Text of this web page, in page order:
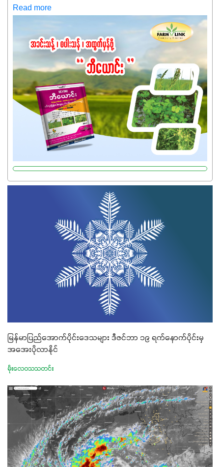
ကလည်း တက်နေတဲ့ဒီလိုအချိန်မှာ သွင်းအားစုဖိုးကို လျှော့ချပြီး
အထွက်နှုန်းကို ထိန်းထားနိုင်မှ ဦးကြီးတို့ အဆင်ပြေမှာနော် ✔️ဒါ
ကြောင့် ကိုယ်သုံးသမျှ ကိုယ့်အတွက်အကျိုးရစေမယ့်
အရည်အသွေးစိတ်ချရတဲ့ သွင်းအားစုပစ္စည်းတွေကိုပဲ ရွေးချယ်
သုံးသင့်ပါတယ်။
Read more
မြန်မာပြည်အောက်ပိုင်းဒေသများ ဒီဇင်ဘာ ၁၉ ရက်နောက်ပိုင်းမှ
အအေးပိုလာနိုင်
မိုးလေဝသသတင်း